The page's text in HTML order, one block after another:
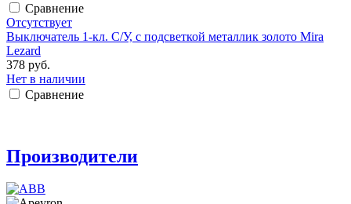
Сравнение
Отсутствует
Выключатель 1-кл. С/У, с подсветкой металлик золото Mira
Lezard
378 руб.
Нет в наличии
Сравнение
Производители